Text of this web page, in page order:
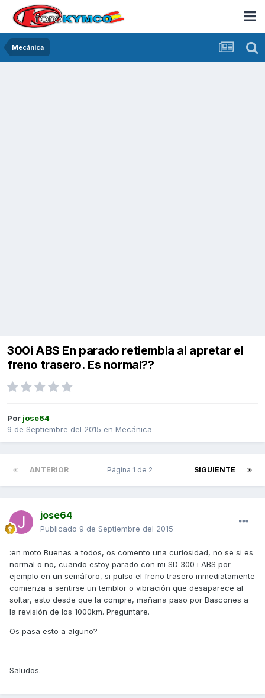
Mecánica
300i ABS En parado retiembla al apretar el
freno trasero. Es normal??
Por jose64
9 de Septiembre del 2015 en Mecánica
ANTERIOR SIGUIENTE
Página 1 de 2
jose64
Publicado 9 de Septiembre del 2015
:en moto Buenas a todos, os comento una curiosidad, no se si es
normal o no, cuando estoy parado con mi SD 300 i ABS por
ejemplo en un semáforo, si pulso el freno trasero inmediatamente
comienza a sentirse un temblor o vibración que desaparece al
soltar, esto desde que la compre, mañana paso por Bascones a
la revisión de los 1000km. Preguntare.
Os pasa esto a alguno?
Saludos.